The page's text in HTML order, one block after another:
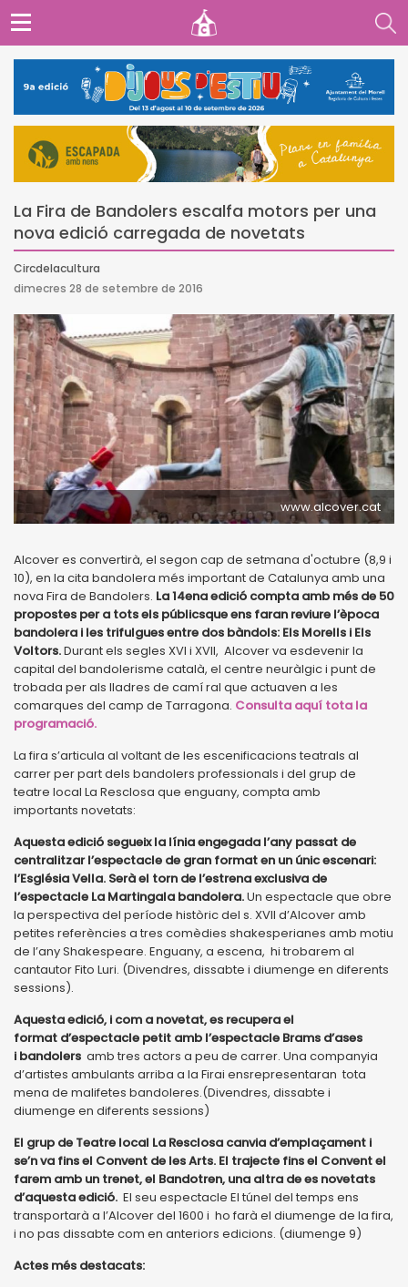
La Fira de Bandolers escalfa motors per una
nova edició carregada de novetats
Circdelacultura
dimecres 28 de setembre de 2016
www.alcover.cat
Alcover es convertirà, el segon cap de setmana d'octubre (8,9 i
10), en la cita bandolera més important de Catalunya amb una
nova Fira de Bandolers. La 14ena edició compta amb més de 50
propostes per a tots els públicsque ens faran reviure l’època
bandolera i les trifulgues entre dos bàndols: Els Morells i Els
Voltors.Durant els segles XVI i XVII, Alcover va esdevenir la
capital del bandolerisme català, el centre neuràlgic i punt de
trobada per als lladres de camí ral que actuaven a les
comarques del camp de Tarragona. Consulta aquí tota la
programació.
La fira s’articula al voltant de les escenificacions teatrals al
carrer per part dels bandolers professionals i del grup de
teatre local La Resclosa que enguany, compta amb
importants novetats:
Aquesta edició segueix la línia engegada l’any passat de
centralitzar l’espectacle de gran format en un únic escenari:
l’Església Vella. Serà el torn de l’estrena exclusiva de
l’espectacle La Martingala bandolera.Un espectacle que obre
la perspectiva del període històric del s. XVII d’Alcover amb
petites referències a tres comèdies shakesperianes amb motiu
de l’any Shakespeare. Enguany, a escena, hi trobarem al
cantautor Fito Luri. (Divendres, dissabte i diumenge en diferents
sessions).
Aquesta edició, i com a novetat, es recupera el
format d’espectacle petit amb l’espectacle Brams d’ases
i bandolers amb tres actors a peu de carrer. Una companyia
d’artistes ambulants arriba a la Firai ensrepresentaran tota
mena de malifetes bandoleres.(Divendres, dissabte i
diumenge en diferents sessions)
El grup de Teatre local La Resclosa canvia d’emplaçament i
se’n va fins el Convent de les Arts. El trajecte fins el Convent el
farem amb un trenet, el Bandotren, una altra de es novetats
d’aquesta edició. El seu espectacle El túnel del temps ens
transportarà a l’Alcover del 1600 i ho farà el diumenge de la fira,
i no pas dissabte com en anteriors edicions. (diumenge 9)
Actes més destacats: